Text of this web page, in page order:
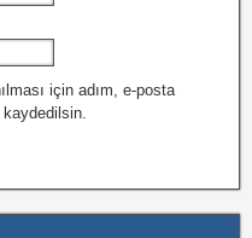
için adım, e-posta
kaydedilsin.